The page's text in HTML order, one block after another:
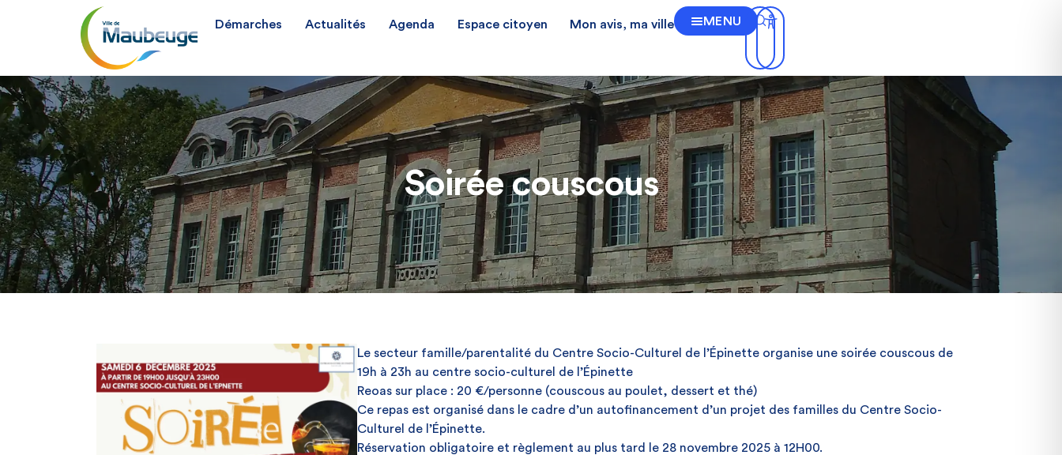
Démarches Actualités Agenda Espace citoyen Mon avis, ma ville MENU
Soirée couscous
Le secteur famille/parentalité du Centre Socio-Culturel de l’Épinette organise une soirée couscous de
19h à 23h au centre socio-culturel de l’Épinette
Reoas sur place : 20 €/personne (couscous au poulet, dessert et thé)
Ce repas est organisé dans le cadre d’un autofinancement d’un projet des familles du Centre Socio-
Culturel de l’Épinette.
Réservation obligatoire et règlement au plus tard le 28 novembre 2025 à 12H00.